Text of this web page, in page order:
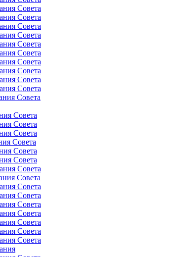
Совета
Совета
Совета
Совета
Совета
Совета
Совета
Совета
Совета
Совета
Совета
Совета
Совета
Совета
Совета
Совета
Совета
Совета
Совета
Совета
Совета
Совета
Совета
Совета
Совета
Совета